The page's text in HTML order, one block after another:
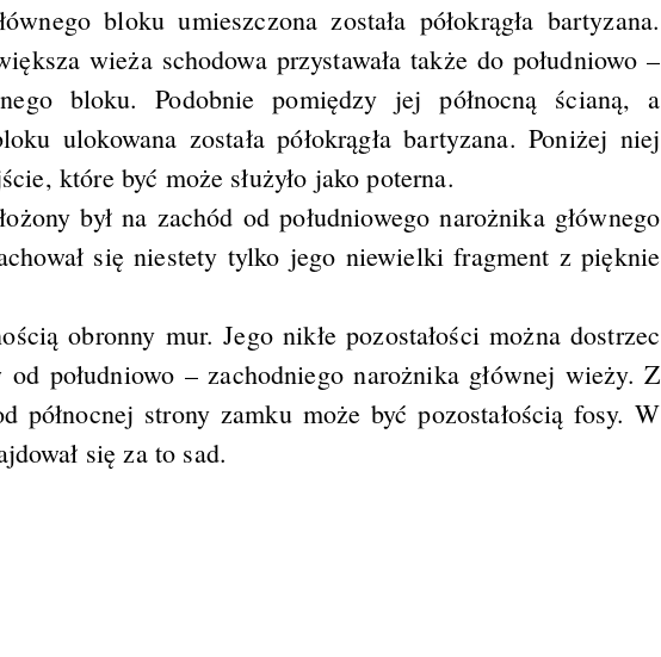
bloku umieszczona została półokrągła bartyzana.
wieża schodowa przystawała także do południowo –
bloku. Podobnie pomiędzy jej północną ścianą, a
ulokowana została półokrągła bartyzana. Poniżej niej
które być może służyło jako poterna.
był na zachód od południowego narożnika głównego
się niestety tylko jego niewielki fragment z pięknie
obronny mur. Jego nikłe pozostałości można dostrzec
południowo – zachodniego narożnika głównej wieży. Z
północnej strony zamku może być pozostałością fosy. W
się za to sad.